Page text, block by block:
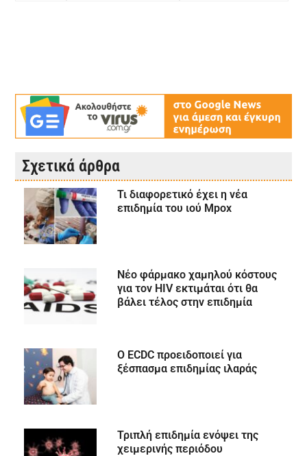
Σχετικά άρθρα
Τι διαφορετικό έχει η νέα
επιδημία του ιού Mpox
Νέο φάρμακο χαμηλού κόστους
για τον HIV εκτιμάται ότι θα
βάλει τέλος στην επιδημία
Ο ECDC προειδοποιεί για
ξέσπασμα επιδημίας ιλαράς
Τριπλή επιδημία ενόψει της
χειμερινής περιόδου